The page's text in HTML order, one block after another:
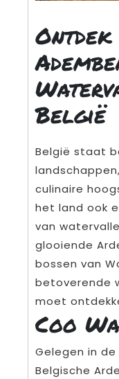
Ontdek
België
België staat
culinaire
het land ook
van
glooiende
bossen van
betoverende
moet
Coo
Gelegen in
Belgische